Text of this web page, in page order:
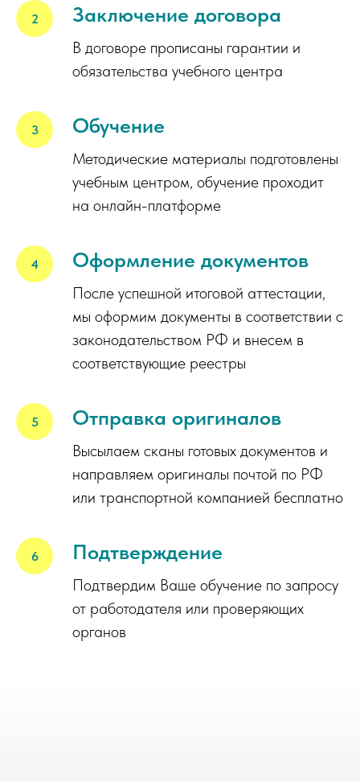
Заключение договора
В договоре прописаны гарантии и
обязательства учебного центра
Обучение
Методические материалы подготовлены
учебным центром, обучение проходит
на онлайн-платформе
Оформление документов
После успешной итоговой аттестации,
мы оформим документы в соответствии с
законодательством РФ и внесем в
соответствующие реестры
Отправка оригиналов
Высылаем сканы готовых документов и
направляем оригиналы почтой по РФ
или транспортной компанией бесплатно
Подтверждение
Подтвердим Ваше обучение по запросу
от работодателя или проверяющих
органов